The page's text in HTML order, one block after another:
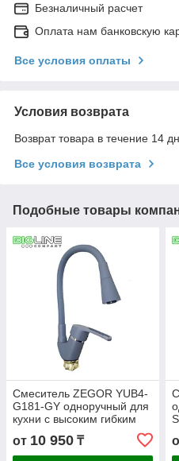
Безналичный расчет
Оплата нам банковскую
Все условия оплаты
Условия возврата
Возврат товара в течение 14
Все условия возврата
Подобные товары
Смеситель ZEGOR YUB4-
G181-GY одноручный для
кухни с высоким гибким
изливом,гайка ,серый (10)
от 10 950 ₸